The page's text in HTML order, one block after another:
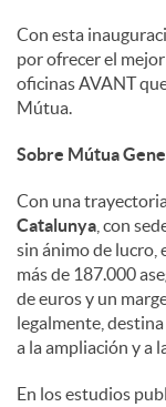
Con esta
por ofrecer el
oficinas AVANT
Mútua.
Sobre Mútua
Con una
Catalunya , con
sin ánimo de lucro,
más de 187.000
de euros y un
legalmente,
a la ampliación y a
En los estudios